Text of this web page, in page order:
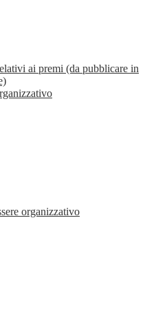
ai premi (da pubblicare in
organizzativo